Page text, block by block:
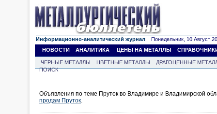
Информационно-аналитический журнал Понедельник, 10 Август
НОВОСТИ
АНАЛИТИКА ЦЕНЫ НА МЕТАЛЛЫ
ЧЕРНЫЕ МЕТАЛЛЫ ЦВЕТНЫЕ МЕТАЛЛЫ
ДРАГОЦЕННЫЕ
ПОИСК
Объявления по теме Пруток во Владимире и Владимирской
продам Пруток.